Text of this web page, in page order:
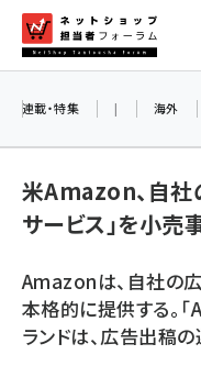
ン
ネ
yahoo (1907)
楽天 (1874)
連載・特集 | 海外
米Amazon、自社
サービス」を小
Amazonは、自社の
本格的に提供する。
ランドは、広告出稿